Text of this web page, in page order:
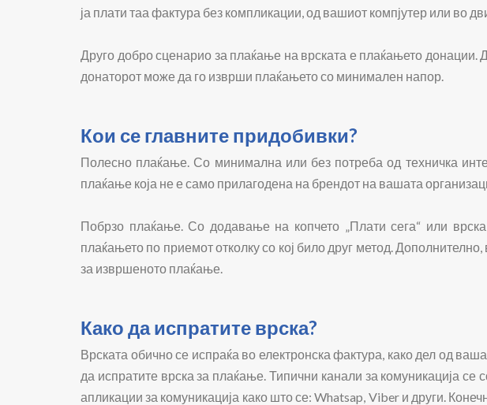
ја плати таа фактура без компликации, од вашиот компјутер или во
Друго добро сценарио за плаќање на врската е плаќањето
донаторот може да го изврши плаќањето со минимален напор.
Кои се главните придобивки?
Полесно плаќање. Со минимална или без потреба од техничка
плаќање која не е само прилагодена на брендот на вашата
Побрзо плаќање. Со додавање на копчето „Плати сега“ или
плаќањето по приемот отколку со кој било друг метод.
за извршеното плаќање.
Како да испратите врска?
Врската обично се испраќа во електронска фактура, како дел од
да испратите врска за плаќање. Типични канали за комуникација
апликации за комуникација како што се: Whatsap, Viber и други.